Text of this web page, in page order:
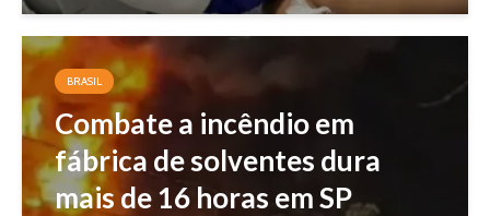
BRASIL
Combate a incêndio em
fábrica de solventes dura
mais de 16 horas em SP